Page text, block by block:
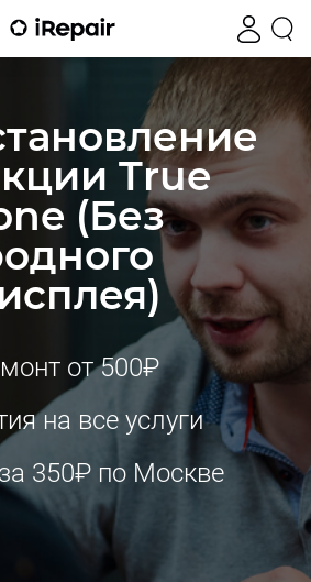
True
(Без
от 500₽
на все услуги
350₽ по Москве